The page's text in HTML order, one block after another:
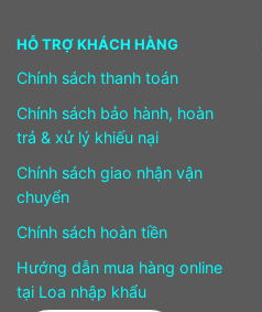
HỖ TRỢ KHÁCH HÀNG
Chính sách thanh toán
Chính sách bảo hành, hoàn
trả & xử lý khiếu nại
Chính sách giao nhận vận
chuyển
Chính sách hoàn tiền
Hướng dẫn mua hàng online
tại Loa nhập khẩu